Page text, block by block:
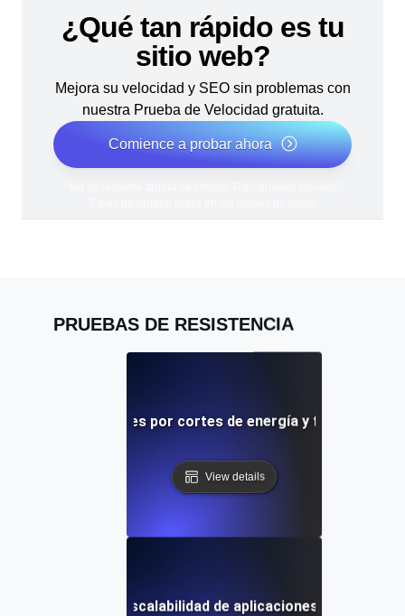
¿Qué tan rápido es tu
sitio web?
Mejora su velocidad y SEO sin problemas con
nuestra Prueba de Velocidad gratuita.
Comience a probar ahora
PRUEBAS DE RESISTENCIA
ante desastres por cortes de energía y fallos de
View details
para la escalabilidad de aplicaciones en la nube